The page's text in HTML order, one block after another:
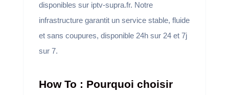
disponibles sur iptv-supra.fr. Notre
infrastructure garantit un service stable, fluide
et sans coupures, disponible 24h sur 24 et 7j
sur 7.
How To : Pourquoi choisir